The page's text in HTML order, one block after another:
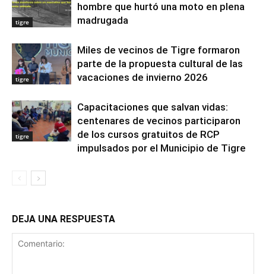
tigre
hombre que hurtó una moto en plena
madrugada
tigre
Miles de vecinos de Tigre formaron
parte de la propuesta cultural de las
vacaciones de invierno 2026
tigre
Capacitaciones que salvan vidas:
centenares de vecinos participaron
de los cursos gratuitos de RCP
impulsados por el Municipio de Tigre
DEJA UNA RESPUESTA